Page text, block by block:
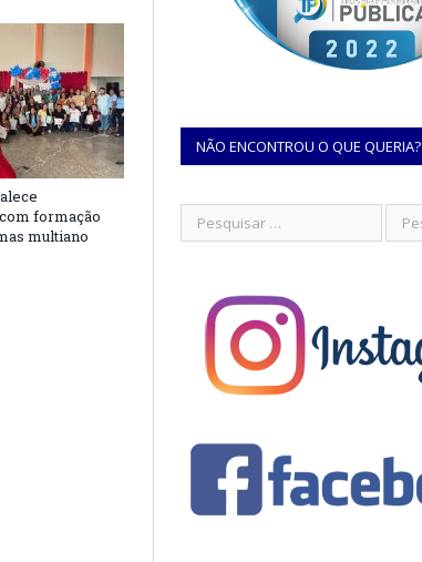
formação
multiano
NÃO ENCONTROU O QUE QUERIA?